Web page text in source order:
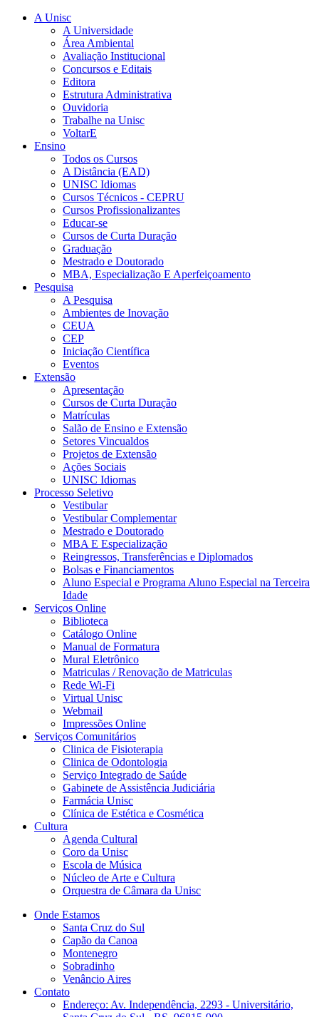
A Unisc
A Universidade
Área Ambiental
Avaliação Institucional
Concursos e Editais
Editora
Estrutura Administrativa
Ouvidoria
Trabalhe na Unisc
VoltarE
Ensino
Todos os Cursos
A Distância (EAD)
UNISC Idiomas
Cursos Técnicos - CEPRU
Cursos Profissionalizantes
Educar-se
Cursos de Curta Duração
Graduação
Mestrado e Doutorado
MBA, Especialização E Aperfeiçoamento
Pesquisa
A Pesquisa
Ambientes de Inovação
CEUA
CEP
Iniciação Científica
Eventos
Extensão
Apresentação
Cursos de Curta Duração
Matrículas
Salão de Ensino e Extensão
Setores Vincualdos
Projetos de Extensão
Ações Sociais
UNISC Idiomas
Processo Seletivo
Vestibular
Vestibular Complementar
Mestrado e Doutorado
MBA E Especialização
Reingressos, Transferências e Diplomados
Bolsas e Financiamentos
Aluno Especial e Programa Aluno Especial na Terceira
Idade
Serviços Online
Biblioteca
Catálogo Online
Manual de Formatura
Mural Eletrônico
Matriculas / Renovação de Matriculas
Rede Wi-Fi
Virtual Unisc
Webmail
Impressões Online
Serviços Comunitários
Clinica de Fisioterapia
Clinica de Odontologia
Serviço Integrado de Saúde
Gabinete de Assistência Judiciária
Farmácia Unisc
Clínica de Estética e Cosmética
Cultura
Agenda Cultural
Coro da Unisc
Escola de Música
Núcleo de Arte e Cultura
Orquestra de Câmara da Unisc
Onde Estamos
Santa Cruz do Sul
Capão da Canoa
Montenegro
Sobradinho
Venâncio Aires
Contato
Endereço: Av. Independência, 2293 - Universitário,